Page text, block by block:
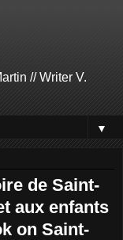
// Writer V.
▼
de Saint-
aux enfants
on Saint-